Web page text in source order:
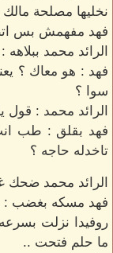
نخليها مصلحة مالك
فهد مفهمش بس
الرائد محمد
فهد : هو معاك ؟
سوا ؟
الرائد محمد : قول
فهد بقلق : طب
تاخدله حاجه ؟
الرائد محمد
فهد مسكه بغضب :
روفيدا نزلت
ما حلم فتحت ..